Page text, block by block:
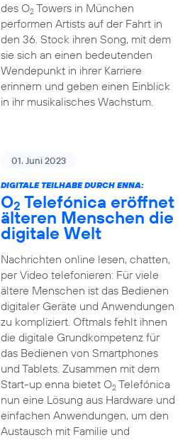
des O2Towers in München
performen Artists auf der Fahrt in
den 36. Stock ihren Song, mit dem
sie sich an einen bedeutenden
Wendepunkt in ihrer Karriere
erinnern und geben einen Einblick
in ihr musikalisches Wachstum.
01. Juni 2023
DIGITALE TEILHABE DURCH ENNA:
O2 Telefónica eröffnet
älteren Menschen die
digitale Welt
Nachrichten online lesen, chatten,
per Video telefonieren: Für viele
ältere Menschen ist das Bedienen
digitaler Geräte und Anwendungen
zu kompliziert. Oftmals fehlt ihnen
die digitale Grundkompetenz für
das Bedienen von Smartphones
und Tablets. Zusammen mit dem
Start-up enna bietet O2Telefónica
nun eine Lösung aus Hardware und
einfachen Anwendungen, um den
Austausch mit Familie und